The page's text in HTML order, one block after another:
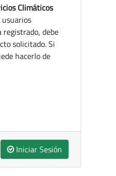
Climáticos
registrado, debe
solicitado. Si
hacerlo de
Iniciar Sesión